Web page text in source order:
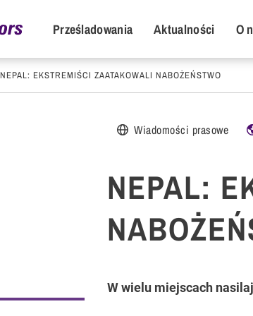
POI Primary Menu
Prześladowania Aktualności O
NEPAL: EKSTREMIŚCI ZAATAKOWALI NABOŻEŃSTWO
Wiadomości prasowe
NEPAL:
W wielu miejscach